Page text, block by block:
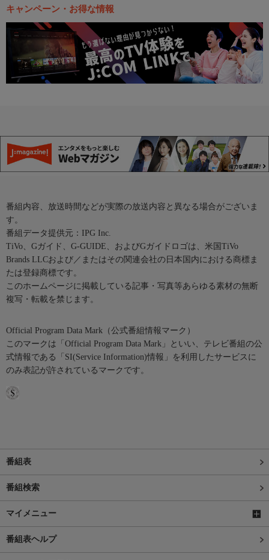
キャンペーン・お得な情報
番組内容、放送時間などが実際の放送内容と異なる場合がございま
す。
番組データ提供元：IPG Inc.
TiVo、Gガイド、G-GUIDE、およびGガイドロゴは、米国TiVo
Brands LLCおよび／またはその関連会社の日本国内における商標ま
たは登録商標です。
このホームページに掲載している記事・写真等あらゆる素材の無断
複写・転載を禁じます。
Official Program Data Mark（公式番組情報マーク）
このマークは「Official Program Data Mark」といい、テレビ番組の公
式情報である「SI(Service Information)情報」を利用したサービスに
のみ表記が許されているマークです。
番組表
番組検索
マイメニュー
番組表ヘルプ